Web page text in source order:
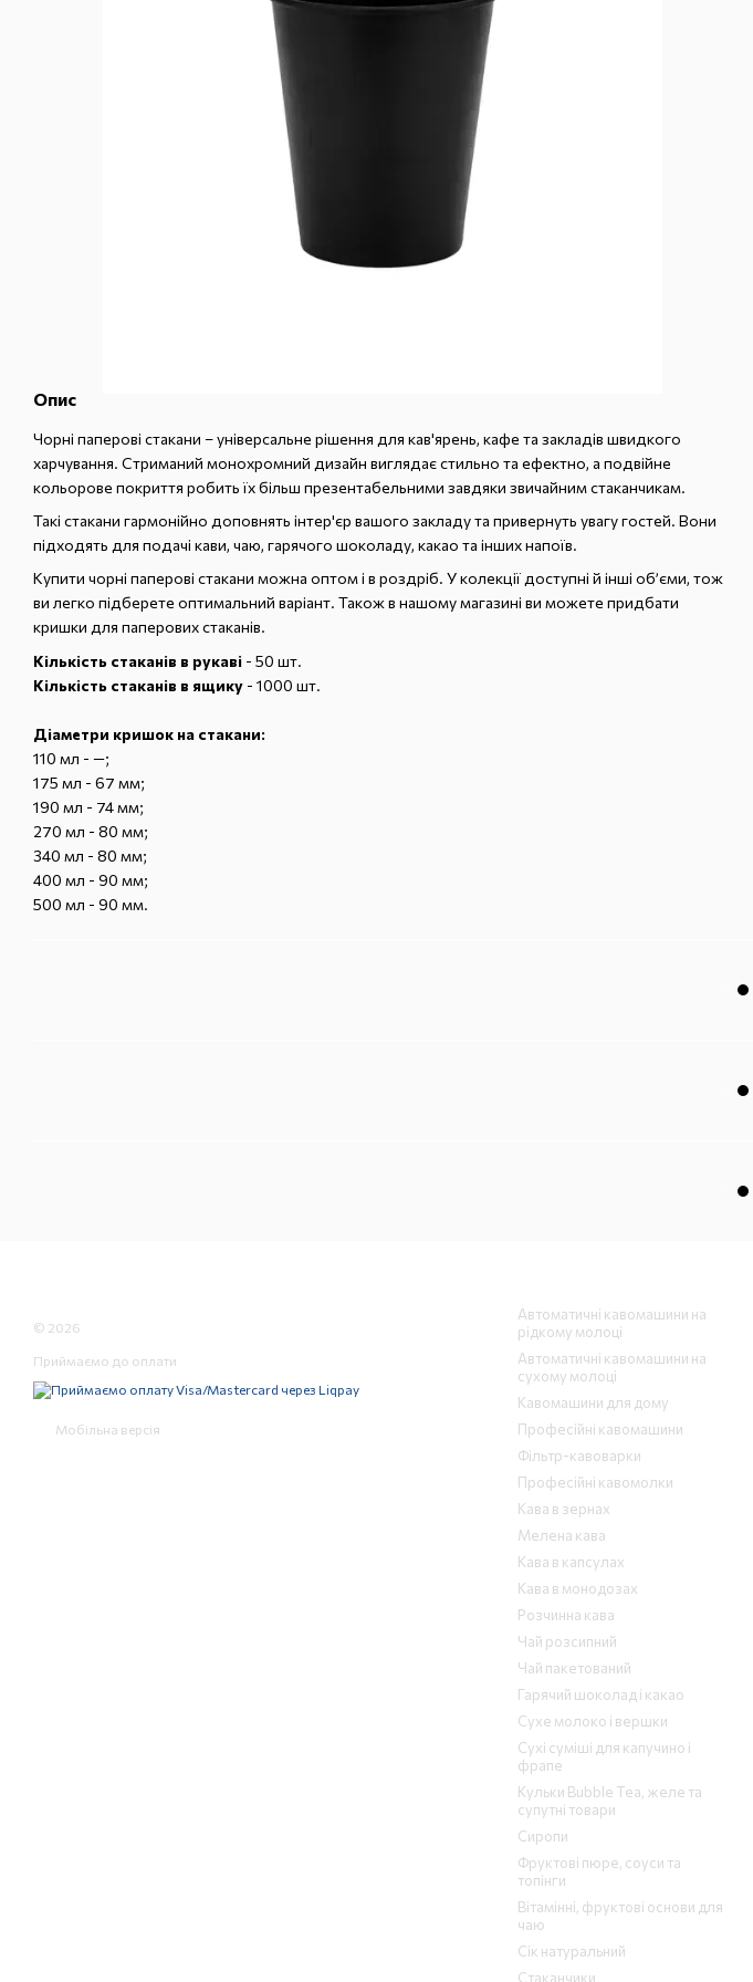
Опис
Чорні паперові стакани – універсальне рішення для кав'ярень, кафе та закладів швидкого
харчування. Стриманий монохромний дизайн виглядає стильно та ефектно, а подвійне
кольорове покриття робить їх більш презентабельними завдяки звичайним стаканчикам.
Такі стакани гармонійно доповнять інтер'єр вашого закладу та привернуть увагу гостей. Вони
підходять для подачі кави, чаю, гарячого шоколаду, какао та інших напоїв.
Купити чорні паперові стакани можна оптом і в роздріб. У колекції доступні й інші об’єми, тож
ви легко підберете оптимальний варіант. Також в нашому магазині ви можете придбати
кришки для паперових стаканів.
Кількість стаканів в рукаві - 50 шт.
Кількість стаканів в ящику - 1000 шт.
Діаметри кришок на стакани:
110 мл - —;
175 мл - 67 мм;
190 мл - 74 мм;
270 мл - 80 мм;
340 мл - 80 мм;
400 мл - 90 мм;
500 мл - 90 мм.
© 2026
Приймаємо до оплати
Мобільна версія
Автоматичні кавомашини на
рідкому молоці
Автоматичні кавомашини на
сухому молоці
Кавомашини для дому
Професійні кавомашини
Фільтр-кавоварки
Професійні кавомолки
Кава в зернах
Мелена кава
Кава в капсулах
Кава в монодозах
Розчинна кава
Чай розсипний
Чай пакетований
Гарячий шоколад і какао
Сухе молоко і вершки
Сухі суміші для капучино і
фрапе
Кульки Bubble Tea, желе та
супутні товари
Сиропи
Фруктові пюре, соуси та
топінги
Вітамінні, фруктові основи для
чаю
Сік натуральний
Стаканчики